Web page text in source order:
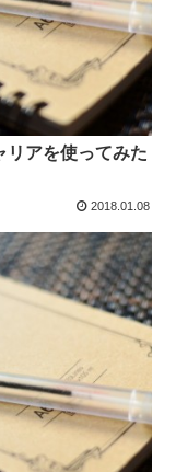
リアを使ってみた
2018.01.08